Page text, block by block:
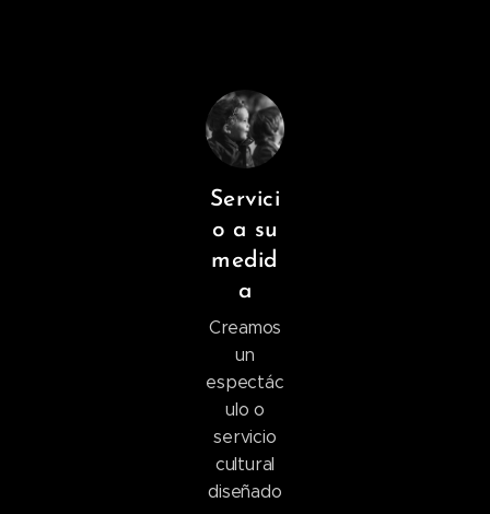
Servici
o a su
medid
a
Creamos
un
espectác
ulo o
servicio
cultural
diseñado